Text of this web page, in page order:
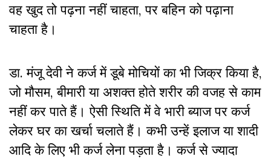
वह खुद तो पढ़ना नहीं चाहता, पर बहिन को पढ़ाना
चाहता है।
डा. मंजू देवी ने कर्ज में डूबे मोचियों का भी जिक्र किया है,
जो मौसम, बीमारी या अशक्त होते शरीर की वजह से काम
नहीं कर पाते हैं। ऐसी स्थिति में वे भारी ब्याज पर कर्ज
लेकर घर का खर्चा चलाते हैं। कभी उन्हें इलाज या शादी
आदि के लिए भी कर्ज लेना पड़ता है। कर्ज से ज्यादा